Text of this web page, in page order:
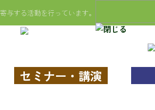
与する活動を行っています。
会報
健康経営
セミナー・講演